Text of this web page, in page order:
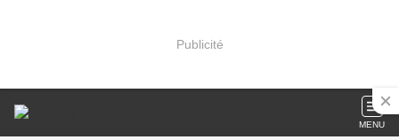
Publicité
MENU